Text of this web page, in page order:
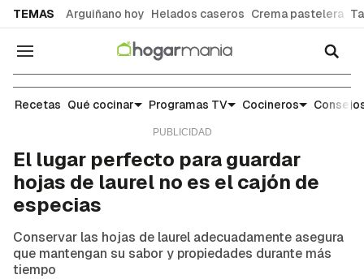
TEMAS Arguiñano hoy Helados caseros Crema pastelera
Navegación
Escuela de cocina: trucos y consejos para el día
Recetas Qué cocinar Programas TV Cocineros
El lugar perfecto para guardar
hojas de laurel no es el cajón de
especias
Conservar las hojas de laurel adecuadamente asegura
que mantengan su sabor y propiedades durante más
tiempo